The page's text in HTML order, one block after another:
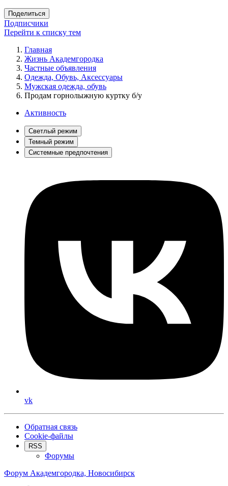
Поделиться
Подписчики
Перейти к списку тем
Главная
Жизнь Академгородка
Частные объявления
Одежда, Обувь, Аксессуары
Мужская одежда, обувь
Продам горнолыжную куртку б/у
Активность
Светлый режим
Темный режим
Системные предпочтения
vk
Обратная связь
Cookie-файлы
RSS
Форумы
Форум Академгородка, Новосибирск